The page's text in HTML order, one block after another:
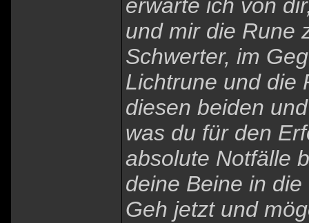
erwarte ich von
und mir die Rune
Schwerter, im
Lichtrune und die
diesen beiden
was du für den
absolute Notfälle
deine Beine in
Geh jetzt und